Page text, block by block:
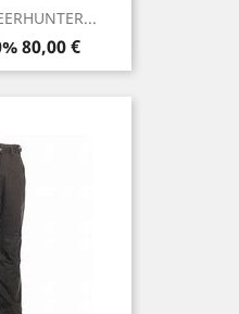
Prezzo
80,00 €